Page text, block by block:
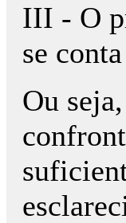
III - O
se
Ou